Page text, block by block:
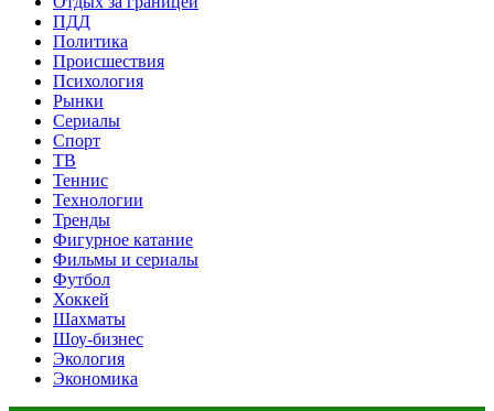
ПДД
Политика
Происшествия
Психология
Рынки
Сериалы
Спорт
ТВ
Теннис
Технологии
Тренды
Фигурное катание
Фильмы и сериалы
Футбол
Хоккей
Шахматы
Шоу-бизнес
Экология
Экономика